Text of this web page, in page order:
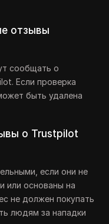
отзывы
сообщать о
Если проверка
быть удалена
о Trustpilot
если они не
или основаны на
не должен покупать
людям за нападки